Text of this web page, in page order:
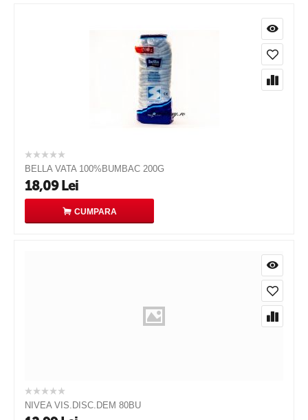
BELLA VATA 100%BUMBAC 200G
18,09 Lei
CUMPARA
NIVEA VIS.DISC.DEM 80BU